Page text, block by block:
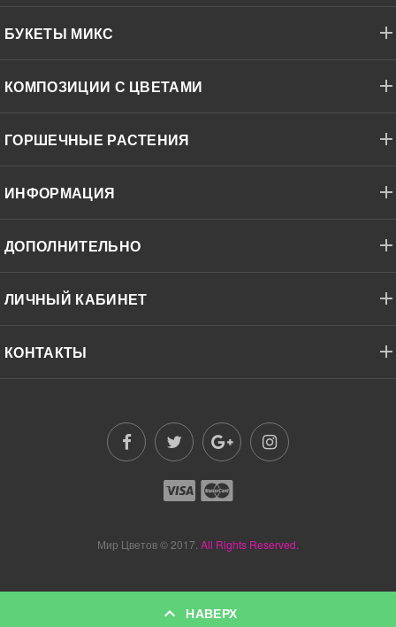
БУКЕТЫ МИКС
КОМПОЗИЦИИ С ЦВЕТАМИ
ГОРШЕЧНЫЕ РАСТЕНИЯ
ИНФОРМАЦИЯ
ДОПОЛНИТЕЛЬНО
ЛИЧНЫЙ КАБИНЕТ
КОНТАКТЫ
Мир Цветов© 2017. All Rights Reserved.
НАВЕРХ